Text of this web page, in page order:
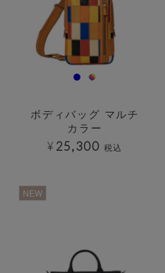
ボディバッグ マルチ
カラー
¥ 25,300 税込
NEW